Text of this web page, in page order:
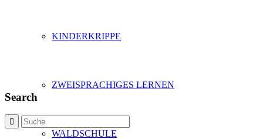
KINDERKRIPPE
ZWEISPRACHIGES LERNEN
WALDSCHULE
Search